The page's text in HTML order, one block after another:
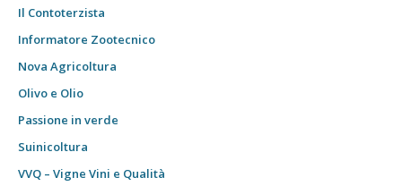
Il Contoterzista
Informatore Zootecnico
Nova Agricoltura
Olivo e Olio
Passione in verde
Suinicoltura
VVQ – Vigne Vini e Qualità